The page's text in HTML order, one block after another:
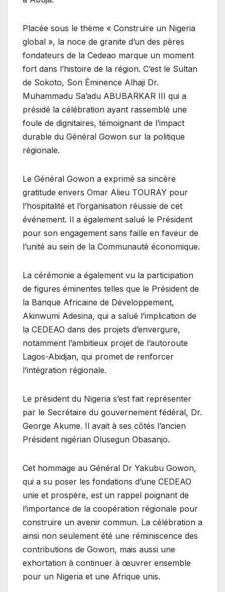
Placée sous le thème « Construire un Nigeria
global », la noce de granite d’un des pères
fondateurs de la Cedeao marque un moment
fort dans l’histoire de la région. C’est le Sultan
de Sokoto, Son Éminence Alhaji Dr.
Muhammadu Sa’adu ABUBARKAR III qui a
présidé la célébration ayant rassemblé une
foule de dignitaires, témoignant de l’impact
durable du Général Gowon sur la politique
régionale.
Le Général Gowon a exprimé sa sincère
gratitude envers Omar Alieu TOURAY pour
l’hospitalité et l’organisation réussie de cet
événement. Il a également salué le Président
pour son engagement sans faille en faveur de
l’unité au sein de la Communauté économique.
La cérémonie a également vu la participation
de figures éminentes telles que le Président de
la Banque Africaine de Développement,
Akinwumi Adesina, qui a salué l’implication de
la CEDEAO dans des projets d’envergure,
notamment l’ambitieux projet de l’autoroute
Lagos-Abidjan, qui promet de renforcer
l’intégration régionale.
Le président du Nigeria s’est fait représenter
par le Secrétaire du gouvernement fédéral, Dr.
George Akume. Il avait à ses côtés l’ancien
Président nigérian Olusegun Obasanjo.
Cet hommage au Général Dr Yakubu Gowon,
qui a su poser les fondations d’une CEDEAO
unie et prospère, est un rappel poignant de
l’importance de la coopération régionale pour
construire un avenir commun. La célébration a
ainsi non seulement été une réminiscence des
contributions de Gowon, mais aussi une
exhortation à continuer à œuvrer ensemble
pour un Nigeria et une Afrique unis.